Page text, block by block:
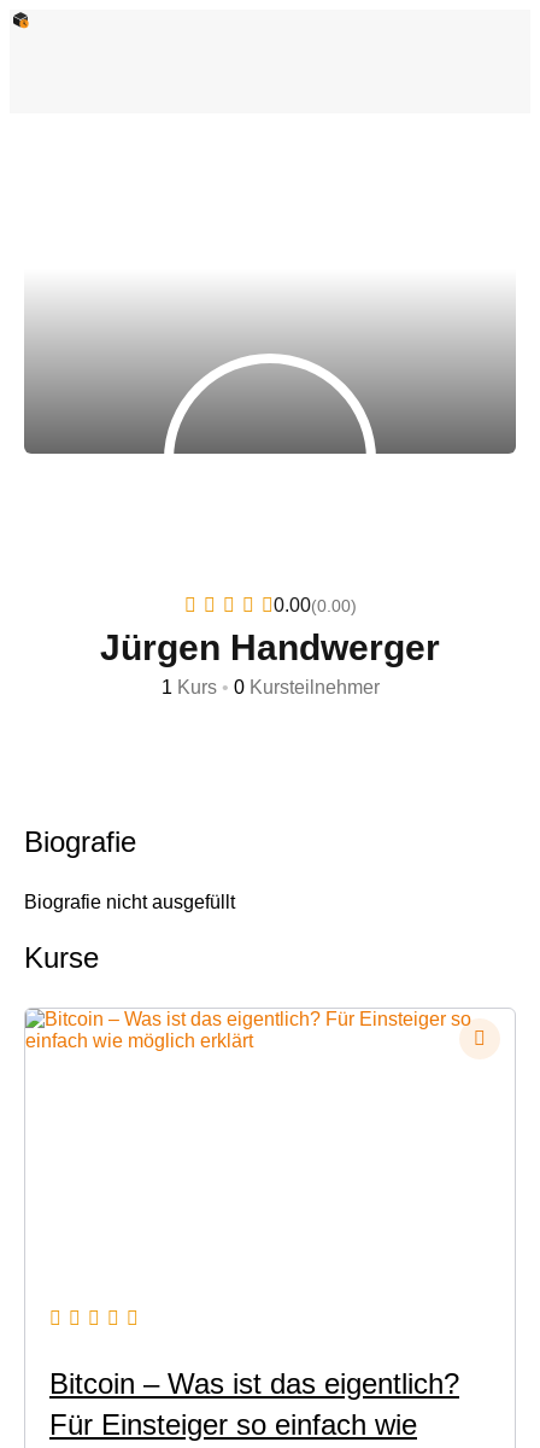
0.00(0.00)
Jürgen Handwerger
1 Kurs • 0Kursteilnehmer
Biografie
Biografie nicht ausgefüllt
Kurse
Bitcoin – Was ist das eigentlich?
Für Einsteiger so einfach wie